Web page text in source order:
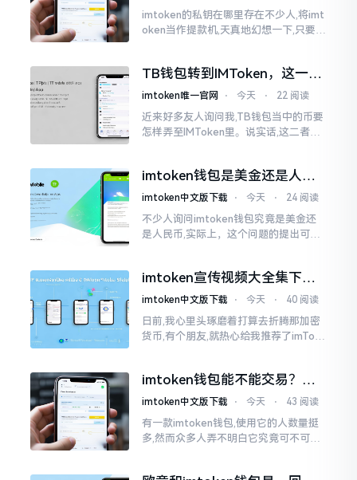
imtoken的私钥在哪里存在不少人,将imt
oken当作提款机,天真地幻想一下,只要把
TB钱包转到IMToken，这一步
别走错
imtoken唯一官网 ⋅ 今天 ⋅ 22 阅读
近来好多友人询问我,TB钱包当中的币要
怎样弄至IMToken里。说实话,这二者皆
就迷糊了
imtoken钱包是美金还是人民
币？其实它是个“多面手”
imtoken中文版下载 ⋅ 今天 ⋅ 24 阅读
不少人询问imtoken钱包究竟是美金还
是人民币,实际上，这个问题的提出可谓
一个“钱包”而已
imtoken宣传视频大全集下
载，新手看完就懂怎么用
imtoken中文版下载 ⋅ 今天 ⋅ 40 阅读
日前,我心里头琢磨着打算去折腾那加密
货币,有个朋友,就热心给我推荐了imTok
imtoken钱包能不能交易？一
文说清楚
imtoken中文版下载 ⋅ 今天 ⋅ 43 阅读
有一款imtoken钱包,使用它的人数量挺
多,然而众多人弄不明白它究竟可不可以